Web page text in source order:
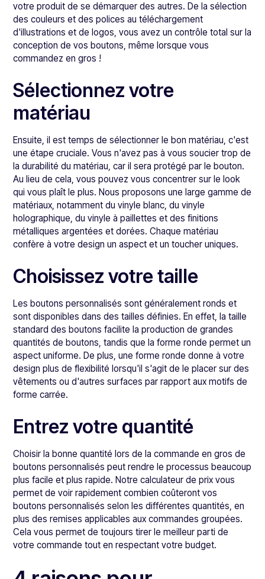
votre produit de se démarquer des autres. De la sélection
des couleurs et des polices au téléchargement
d'illustrations et de logos, vous avez un contrôle total sur la
conception de vos boutons, même lorsque vous
commandez en gros !
Sélectionnez votre
matériau
Ensuite, il est temps de sélectionner le bon matériau, c'est
une étape cruciale. Vous n'avez pas à vous soucier trop de
la durabilité du matériau, car il sera protégé par le bouton.
Au lieu de cela, vous pouvez vous concentrer sur le look
qui vous plaît le plus. Nous proposons une large gamme de
matériaux, notamment du vinyle blanc, du vinyle
holographique, du vinyle à paillettes et des finitions
métalliques argentées et dorées. Chaque matériau
confère à votre design un aspect et un toucher uniques.
Choisissez votre taille
Les boutons personnalisés sont généralement ronds et
sont disponibles dans des tailles définies. En effet, la taille
standard des boutons facilite la production de grandes
quantités de boutons, tandis que la forme ronde permet un
aspect uniforme. De plus, une forme ronde donne à votre
design plus de flexibilité lorsqu'il s'agit de le placer sur des
vêtements ou d'autres surfaces par rapport aux motifs de
forme carrée.
Entrez votre quantité
Choisir la bonne quantité lors de la commande en gros de
boutons personnalisés peut rendre le processus beaucoup
plus facile et plus rapide. Notre calculateur de prix vous
permet de voir rapidement combien coûteront vos
boutons personnalisés selon les différentes quantités, en
plus des remises applicables aux commandes groupées.
Cela vous permet de toujours tirer le meilleur parti de
votre commande tout en respectant votre budget.